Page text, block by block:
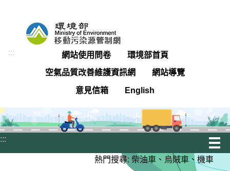
::: 網站使用問卷 環境部首頁
空氣品質改善維護資訊網 網站導覽
意見信箱 English
:::
熱門搜尋: 柴油車 、 烏賊車、機車